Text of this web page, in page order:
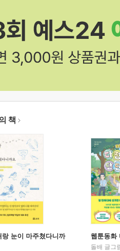
책
랑 눈이 마주쳤다니까
웹툰동화
돌배 글그